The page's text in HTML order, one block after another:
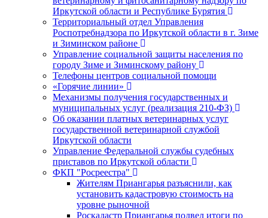
Иркутской области и Республике Бурятия
Территориальный отдел Управления
Роспотребнадзора по Иркутской области в г. Зиме
и Зиминском районе
Управление социальной защиты населения по
городу Зиме и Зиминскому району
Телефоны центров социальной помощи
«Горячие линии»
Механизмы получения государственных и
муниципальных услуг (реализация 210-ФЗ)
Об оказании платных ветеринарных услуг
государственной ветеринарной службой
Иркутской области
Управление Федеральной службы судебных
приставов по Иркутской области
ФКП "Росреестра"
Жителям Приангарья разъяснили, как
установить кадастровую стоимость на
уровне рыночной
Роскадастр Приангарья подвел итоги по